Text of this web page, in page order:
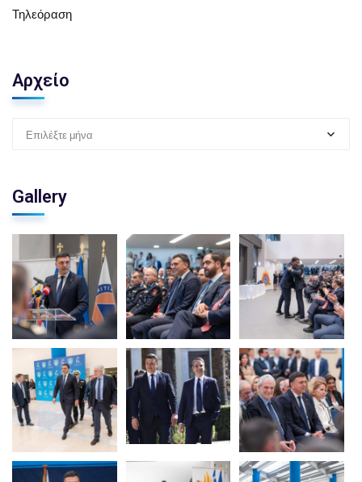
Τηλεόραση
Αρχείο
Επιλέξτε μήνα
Gallery